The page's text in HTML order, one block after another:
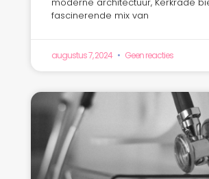
fascinerende mix van
augustus 7, 2024 Geen reacties